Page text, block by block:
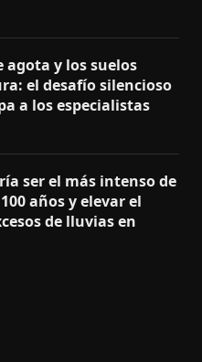
agota y los suelos
el desafío silencioso
a los especialistas
ser el más intenso de
años y elevar el
de lluvias en